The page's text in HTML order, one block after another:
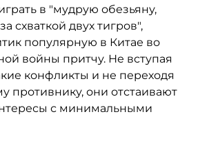
в "мудрую обезьяну,
схваткой двух тигров",
популярную в Китае во
войны притчу. Не вступая
конфликты и не переходя
противнику, они отстаивают
с минимальными